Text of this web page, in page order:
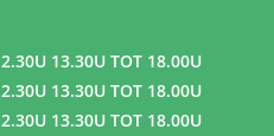
13.30U TOT 18.00U
13.30U TOT 18.00U
13.30U TOT 18.00U